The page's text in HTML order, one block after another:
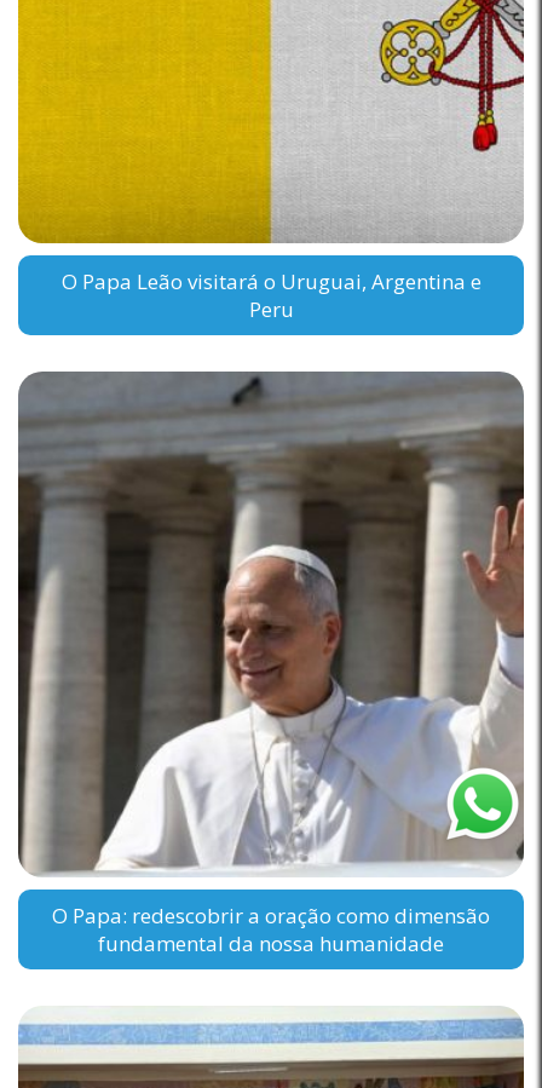
O Papa Leão visitará o Uruguai, Argentina e
Peru
O Papa: redescobrir a oração como dimensão
fundamental da nossa humanidade